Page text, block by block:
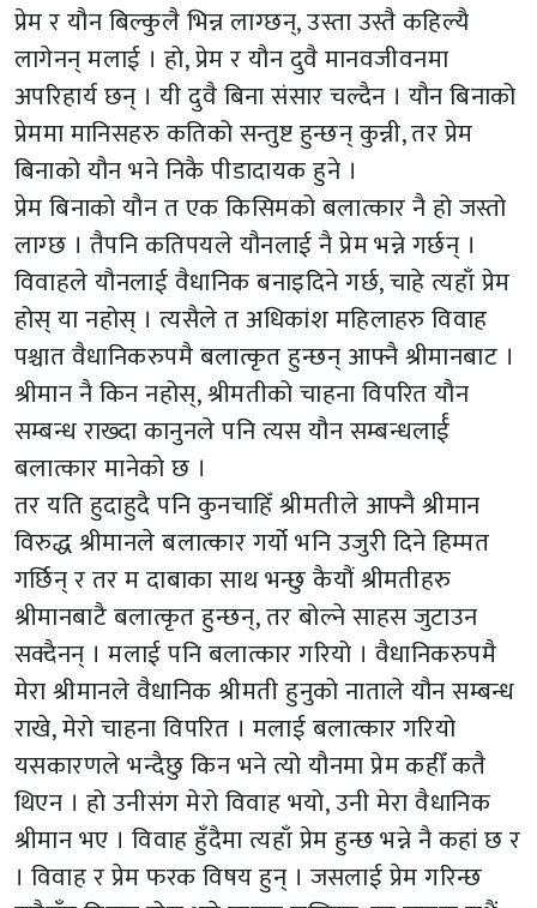
प्रेम र यौन बिल्कुलै भिन्न लाग्छन्, उस्ता उस्तै कहिल्यै
लागेनन् मलाई । हो, प्रेम र यौन दुवै मानवजीवनमा
अपरिहार्य छन् । यी दुवै बिना संसार चल्दैन । यौन बिनाको
प्रेममा मानिसहरु कतिको सन्तुष्ट हुन्छन् कुन्नी, तर प्रेम
बिनाको यौन भने निकै पीडादायक हुने ।
प्रेम बिनाको यौन त एक किसिमको बलात्कार नै हो जस्तो
लाग्छ । तैपनि कतिपयले यौनलाई नै प्रेम भन्ने गर्छन् ।
विवाहले यौनलाई वैधानिक बनाइदिने गर्छ, चाहे त्यहाँ प्रेम
होस् या नहोस् । त्यसैले त अधिकांश महिलाहरु विवाह
पश्चात वैधानिकरुपमै बलात्कृत हुन्छन् आफ्नै श्रीमानबाट ।
श्रीमान नै किन नहोस्, श्रीमतीको चाहना विपरित यौन
सम्बन्ध राख्दा कानुनले पनि त्यस यौन सम्बन्धलार्ई
बलात्कार मानेको छ ।
तर यति हुदाहुदै पनि कुनचाहिँ श्रीमतीले आफ्नै श्रीमान
विरुद्ध श्रीमानले बलात्कार गर्यो भनि उजुरी दिने हिम्मत
गर्छिन् र तर म दाबाका साथ भन्छु कैयौं श्रीमतीहरु
श्रीमानबाटै बलात्कृत हुन्छन्, तर बोल्ने साहस जुटाउन
सक्दैनन् । मलाई पनि बलात्कार गरियो । वैधानिकरुपमै
मेरा श्रीमानले वैधानिक श्रीमती हुनुको नाताले यौन सम्बन्ध
राखे, मेरो चाहना विपरित । मलाई बलात्कार गरियो
यसकारणले भन्दैछु किन भने त्यो यौनमा प्रेम कहीँ कतै
थिएन । हो उनीसंग मेरो विवाह भयो, उनी मेरा वैधानिक
श्रीमान भए । विवाह हुँदैमा त्यहाँ प्रेम हुन्छ भन्ने नै कहां छ र
। विवाह र प्रेम फरक विषय हुन् । जसलाई प्रेम गरिन्छ